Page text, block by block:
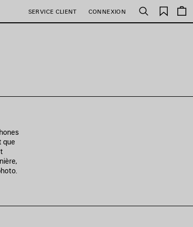
SERVICE CLIENT CONNEXION Rechercher
que